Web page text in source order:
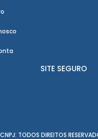
SITE SEGURO
CNPJ: TODOS DIREITOS